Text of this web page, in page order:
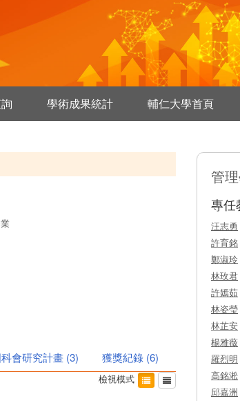
學術成果統計 輔仁大學首頁
會研究計畫 (3) 獲獎紀錄 (6)
檢視模式
管
專任
汪志勇
許育銘
鄭淑玲
林玫君
許嫣茹
林姿瑩
林芷安
楊雅薇
羅烈明
高銘淞
邱嘉洲